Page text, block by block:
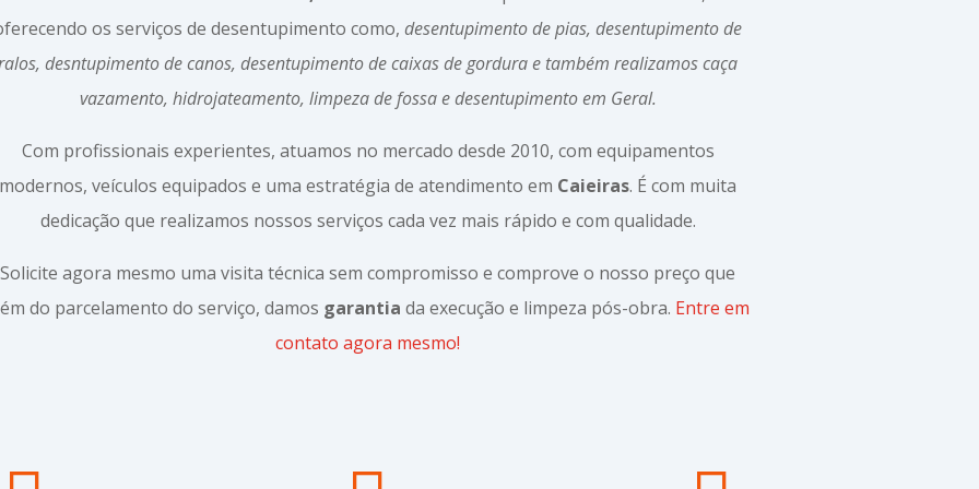
os serviços de desentupimento como, desentupimento de pias, desentupimento de
desntupimento de canos, desentupimento de caixas de gordura e também realizamos caça
vazamento, hidrojateamento, limpeza de fossa e desentupimento em Geral.
Com profissionais experientes, atuamos no mercado desde 2010, com equipamentos
modernos, veículos equipados e uma estratégia de atendimento em Caieiras. É com muita
dedicação que realizamos nossos serviços cada vez mais rápido e com qualidade.
Solicite agora mesmo uma visita técnica sem compromisso e comprove o nosso preço que
do parcelamento do serviço, damos garantia da execução e limpeza pós-obra. Entre em
contato agora mesmo!